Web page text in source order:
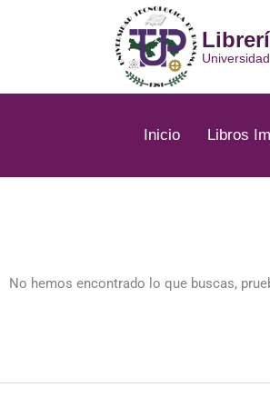
Inicio Libros
No hemos encontrado lo que buscas,